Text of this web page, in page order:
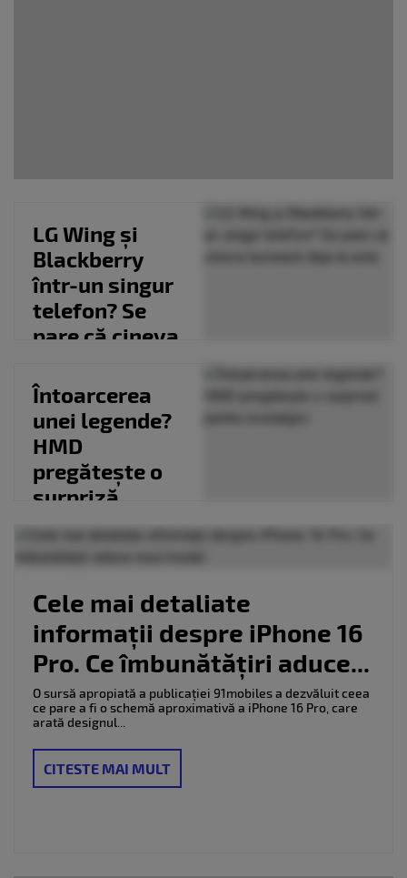
LG Wing și
Blackberry
într-un singur
telefon? Se
pare că cineva
deja...
Întoarcerea
unei legende?
HMD
pregătește o
surpriză
pentru
nostalgici
Cele mai detaliate
informații despre iPhone 16
Pro. Ce îmbunătățiri aduce...
O sursă apropiată a publicației 91mobiles a dezvăluit ceea
ce pare a fi o schemă aproximativă a iPhone 16 Pro, care
arată designul...
CITESTE MAI MULT